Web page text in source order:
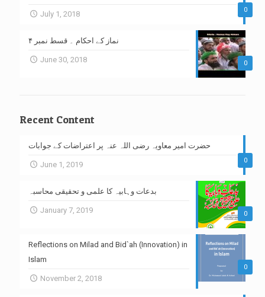
0
July 1, 2018
0
نماز کے احکام ۔ قسط نمبر ۴
June 30, 2018
Recent Content
0
حضرت امیر معاویہ رضی اللہ عنہ پر اعتراضات کے جوابات
June 1, 2019
0
بدعات وہابیہ کا علمی و تحقیقی محاسبہ
January 7, 2019
0
Reflections on Milad and Bid`ah (Innovation) in
Islam
November 2, 2018